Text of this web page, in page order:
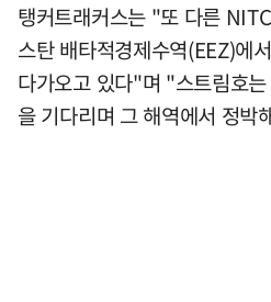
탱커트래커스는 "또 다른
스탄 배타적경제수역(EEZ)에
다가오고 있다"며 "스트림호
을 기다리며 그 해역에서 정박